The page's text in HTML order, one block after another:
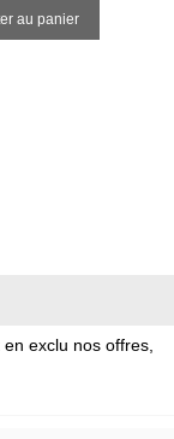
au panier
exclu nos offres,